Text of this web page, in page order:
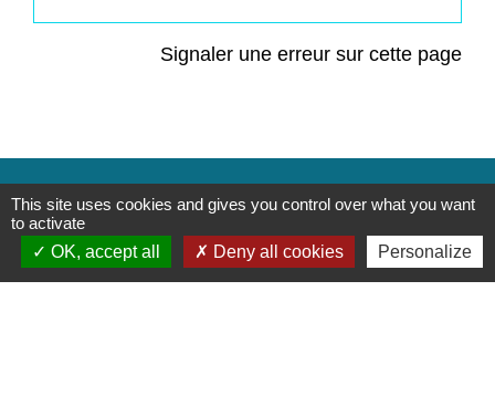
Signaler une erreur sur cette page
Commune de Saint-Mesmes
12 rue de Richebourg
77410 Saint-Mesmes - FRANCE
This site uses cookies and gives you control over what you want
to activate
OK, accept all
Deny all cookies Personalize